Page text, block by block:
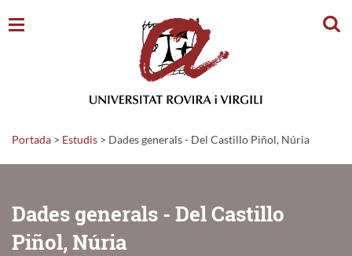
Portada > Estudis > Dades generals - Del Castillo Piñol, Núria
Dades generals - Del Castillo
Piñol, Núria